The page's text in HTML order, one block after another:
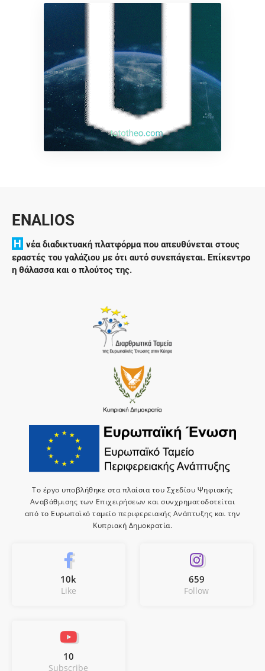
ENALIOS
H νέα διαδικτυακή πλατφόρμα που απευθύνεται στους
εραστές του γαλάζιου με ότι αυτό συνεπάγεται. Επίκεντρο
η θάλασσα και ο πλούτος της.
Το έργο υποβλήθηκε στα πλαίσια του Σχεδίου Ψηφιακής
Αναβάθμισης των Επιχειρήσεων και συνχρηματοδοτείται
από το Ευρωπαϊκό ταμείο περιφερειακής Ανάπτυξης και την
Κυπριακή Δημοκρατία.
10k
Like
659
Follow
10
Subscribe